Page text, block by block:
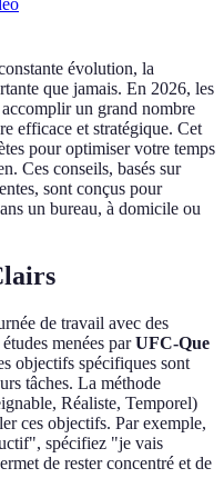
évolution, la
que jamais. En 2026, les
un grand nombre
efficace et stratégique. Cet
pour optimiser votre temps
Ces conseils, basés sur
sont conçus pour
un bureau, à domicile ou
de travail avec des
menées parUFC-Que
objectifs spécifiques sont
tâches. La méthode
Réaliste, Temporel)
ces objectifs. Par exemple,
spécifiez "je vais
de rester concentré et de